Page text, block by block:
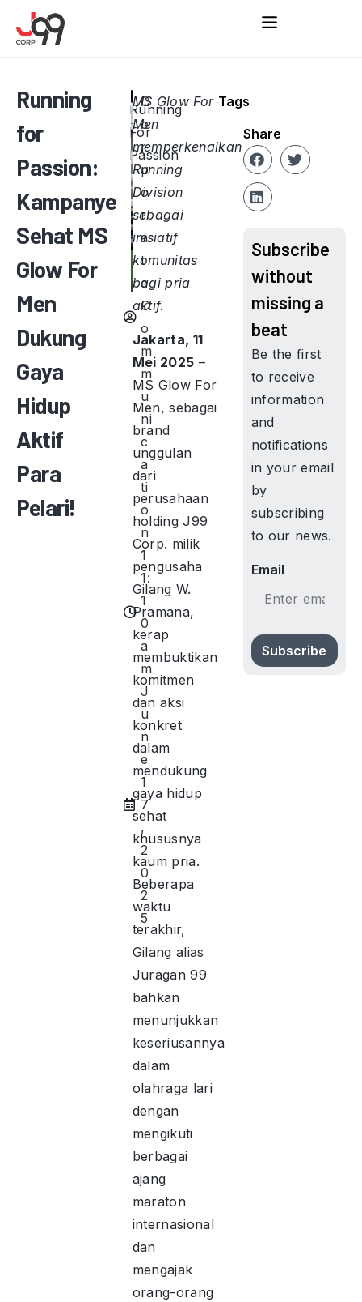
Running
for
Passion:
Kampanye
Sehat MS
Glow For
Men
Dukung
Gaya
Hidup
Aktif
Para
Pelari!
C
o
r
p
o
r
a
t
e
C
o
m
m
u
ni
c
a
ti
o
n
1
1:
1
0
a
m
J
u
n
e
1
7
,
2
0
2
5
Running
For
Passion
MS Glow For
Men
memperkenalkan
Running
Division
sebagai
inisiatif
komunitas
bagi pria
aktif.
Jakarta, 11
Mei 2025 –
MS Glow For
Men, sebagai
brand
unggulan
dari
perusahaan
holding J99
Corp. milik
pengusaha
Gilang W.
Pramana,
kerap
membuktikan
komitmen
dan aksi
konkret
dalam
mendukung
gaya hidup
sehat
khususnya
kaum pria.
Beberapa
waktu
terakhir,
Gilang alias
Juragan 99
bahkan
menunjukkan
keseriusannya
dalam
olahraga lari
dengan
mengikuti
berbagai
ajang
maraton
internasional
dan
mengajak
orang-orang
Tags
Subscribe
without
missing a
beat
Be the first
to receive
information
and
notifications
in your email
by
subscribing
to our news.
Email
Subscribe
Share